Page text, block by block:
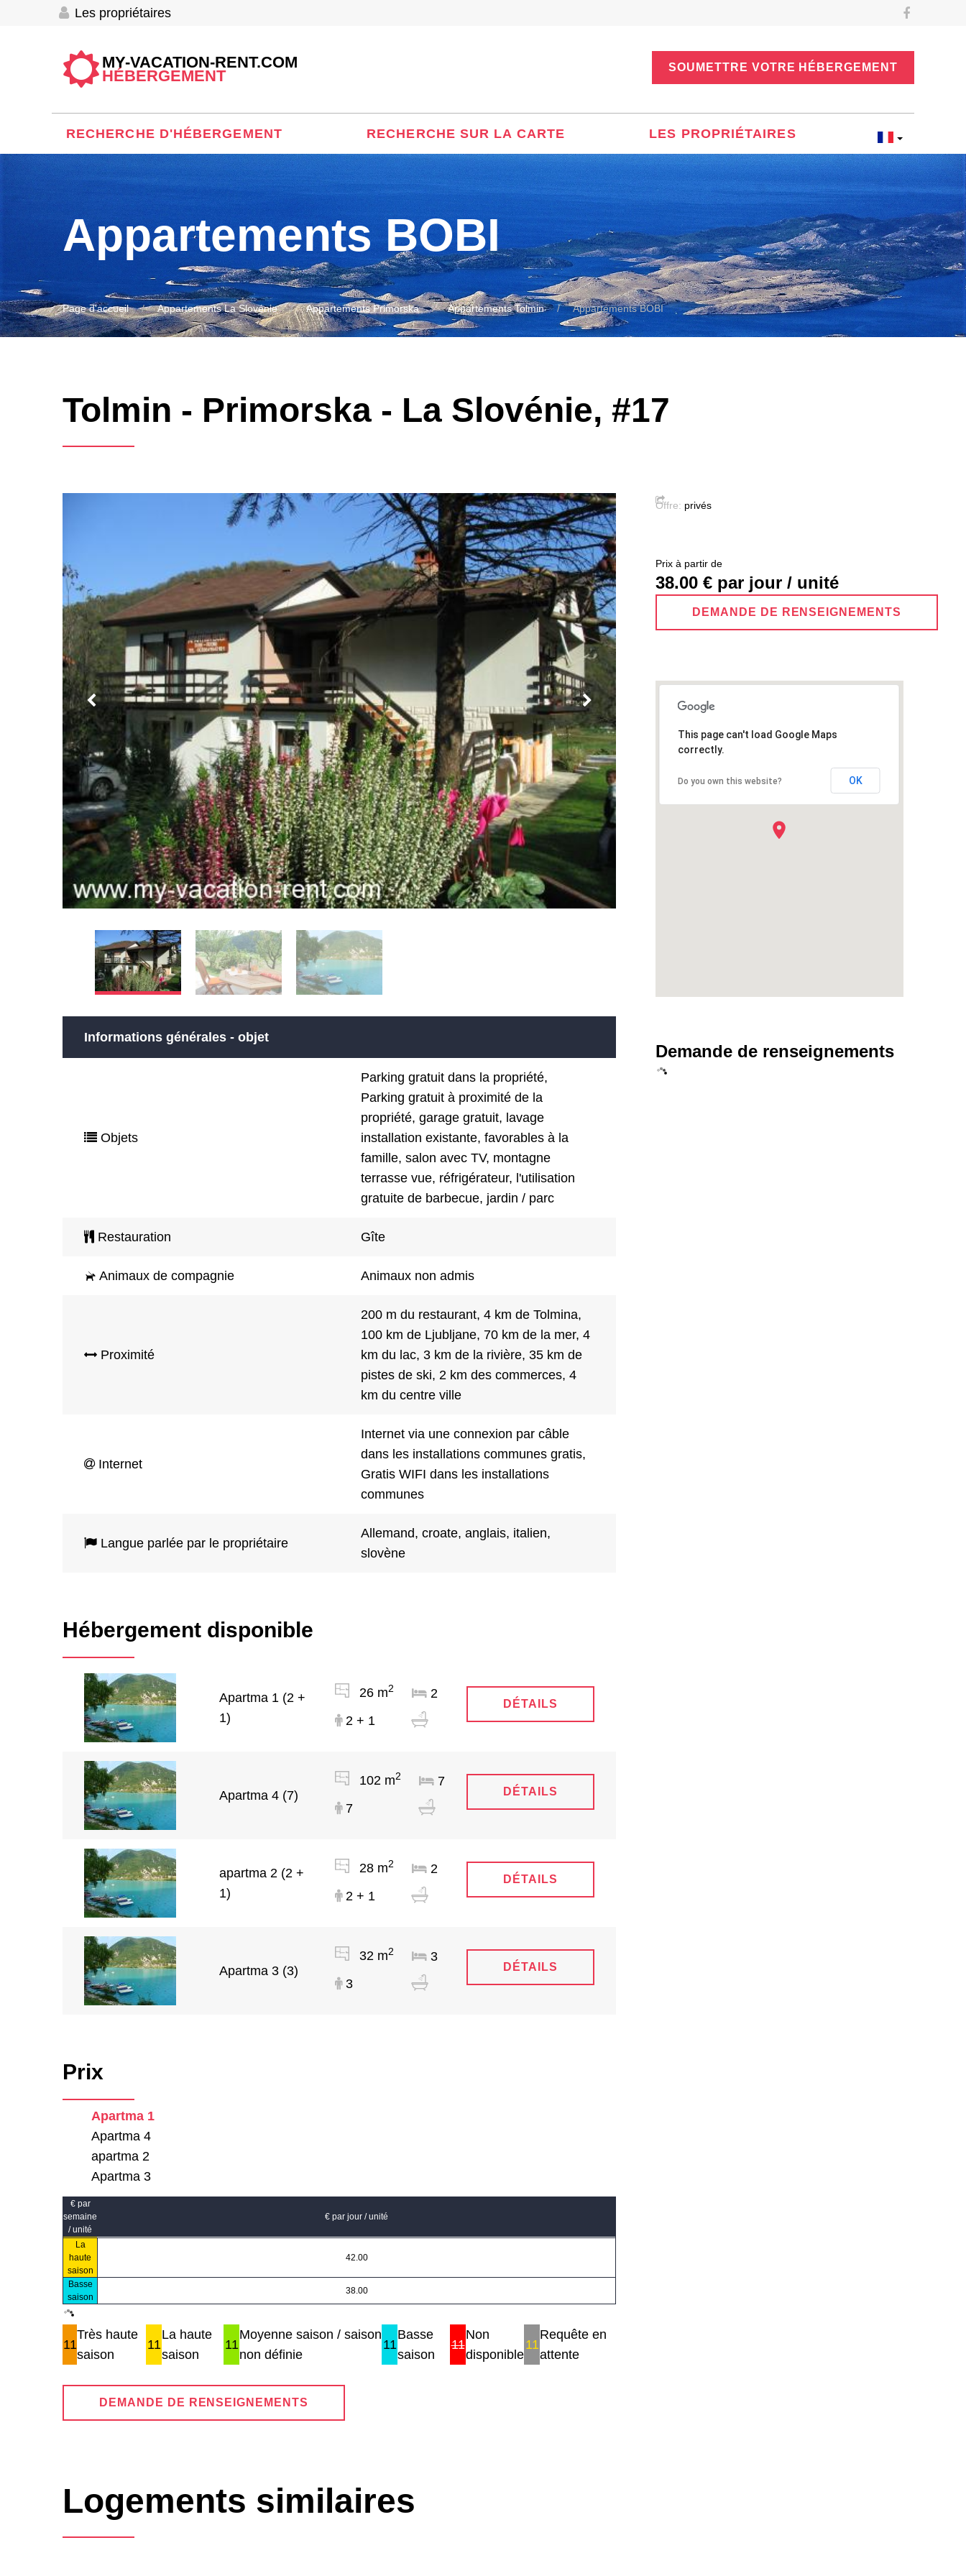
Les propriétaires
MY-VACATION-RENT.COM
HÉBERGEMENT SOUMETTRE VOTRE HÉBERGEMENT
RECHERCHE D'HÉBERGEMENT RECHERCHE SUR LA CARTE LES PROPRIÉTAIRES
Appartements BOBI
Page d'accueil Appartements La Slovénie Appartements Primorska Appartements Tolmin Appartements BOBI
Tolmin - Primorska - La Slovénie, #17
Informations générales - objet
Objets
Parking gratuit dans la propriété,
Parking gratuit à proximité de la
propriété, garage gratuit, lavage
installation existante, favorables à la
famille, salon avec TV, montagne
terrasse vue, réfrigérateur, l'utilisation
gratuite de barbecue, jardin / parc
Restauration Gîte
Animaux de compagnie Animaux non admis
Proximité
200 m du restaurant, 4 km de Tolmina,
100 km de Ljubljane, 70 km de la mer, 4
km du lac, 3 km de la rivière, 35 km de
pistes de ski, 2 km des commerces, 4
km du centre ville
Internet
Internet via une connexion par câble
dans les installations communes gratis,
Gratis WIFI dans les installations
communes
Langue parlée par le propriétaire
Allemand, croate, anglais, italien,
slovène
Hébergement disponible
Apartma 1 (2 +
1)
26 m2
2 + 1
2
DÉTAILS
Apartma 4 (7)
102 m2
7
7
DÉTAILS
apartma 2 (2 +
1)
28 m2
2 + 1
2
DÉTAILS
Apartma 3 (3)
32 m2
3
3
DÉTAILS
Prix
Apartma 1
Apartma 4
apartma 2
Apartma 3
€ par
semaine
/ unité
€ par jour / unité
La
haute
saison
42.00
Basse
saison
38.00
11
Très haute
saison
11
La haute
saison
11
Moyenne saison / saison
non définie
11
Basse
saison
11
Non
disponible
11
Requête en
attente
DEMANDE DE RENSEIGNEMENTS
Offre: privés
This page can't load Google Maps
correctly.
Do you own this website? OK
Prix ​​à partir de
38.00 € par jour / unité
DEMANDE DE RENSEIGNEMENTS
Demande de renseignements
Logements similaires